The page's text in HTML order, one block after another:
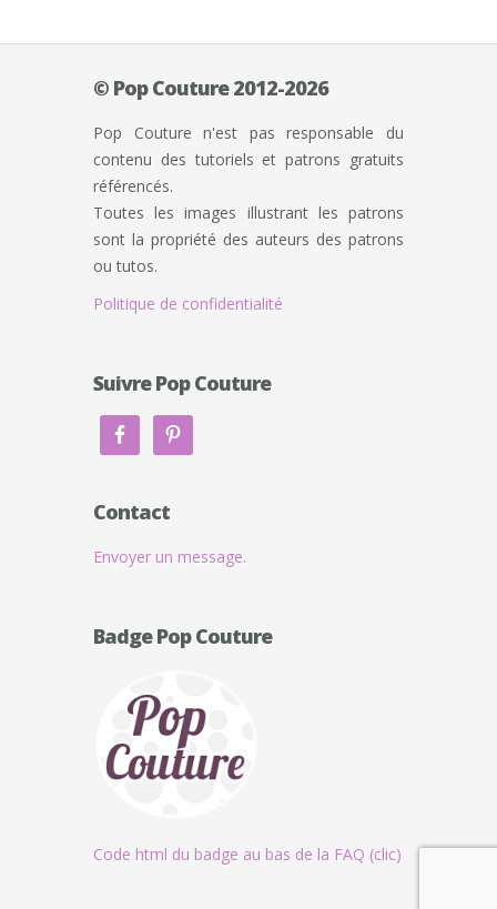
© Pop Couture 2012-2026
Pop Couture n'est pas responsable du
contenu des tutoriels et patrons gratuits
référencés.
Toutes les images illustrant les patrons
sont la propriété des auteurs des patrons
ou tutos.
Politique de confidentialité
Suivre Pop Couture
Contact
Envoyer un message.
Badge Pop Couture
Code html du badge au bas de la FAQ (clic)